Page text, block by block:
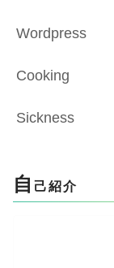
Wordpress
Cooking
Sickness
自 己紹介